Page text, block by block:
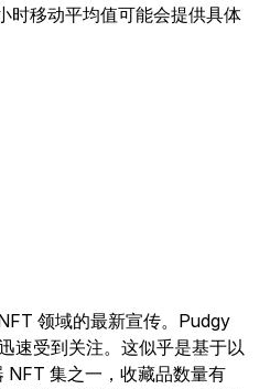
时移动平均值可能会提供具体
领域的最新宣传。Pudgy
速受到关注。这似乎是基于以
NFT 集之一，收藏品数量有